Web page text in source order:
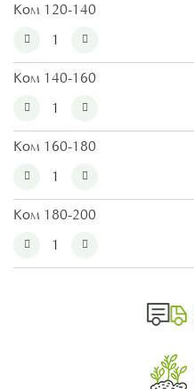
Ком 120-140
Ком 140-160
Ком 160-180
Ком 180-200